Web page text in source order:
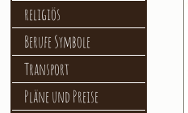
religiös
Berufe Symbole
Transport
Pläne und Preise